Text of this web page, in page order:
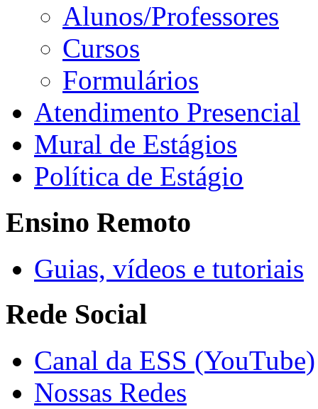
Alunos/Professores
Cursos
Formulários
Atendimento Presencial
Mural de Estágios
Política de Estágio
Ensino Remoto
Guias, vídeos e tutoriais
Rede Social
Canal da ESS (YouTube)
Nossas Redes